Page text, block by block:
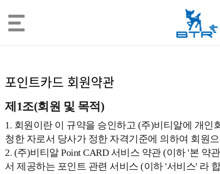
포인트카드 회원약관
제1조(회원 및 목적)
1. 회원이란 이 규약을 승인하고 (주)비티알에 개
청한 자로서 당사가 정한 자격기준에 의하여 회원
2. (주)비티알 Point CARD 서비스 약관 (이하 '본 약
서 제공하는 포인트 관련 서비스 (이하 '서비스' 라